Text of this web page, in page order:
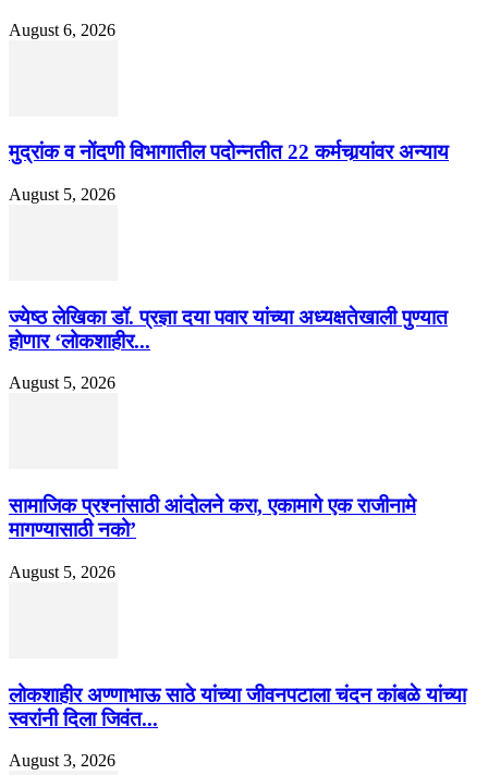
August 6, 2026
मुद्रांक व नोंदणी विभागातील पदोन्नतीत 22 कर्मचार्‍यांवर अन्याय
August 5, 2026
ज्येष्ठ लेखिका डॉ. प्रज्ञा दया पवार यांच्या अध्यक्षतेखाली पुण्यात
होणार ‘लोकशाहीर...
August 5, 2026
सामाजिक प्रश्नांसाठी आंदोलने करा, एकामागे एक राजीनामे
मागण्यासाठी नको’
August 5, 2026
लोकशाहीर अण्णाभाऊ साठे यांच्या जीवनपटाला चंदन कांबळे यांच्या
स्वरांनी दिला जिवंत...
August 3, 2026